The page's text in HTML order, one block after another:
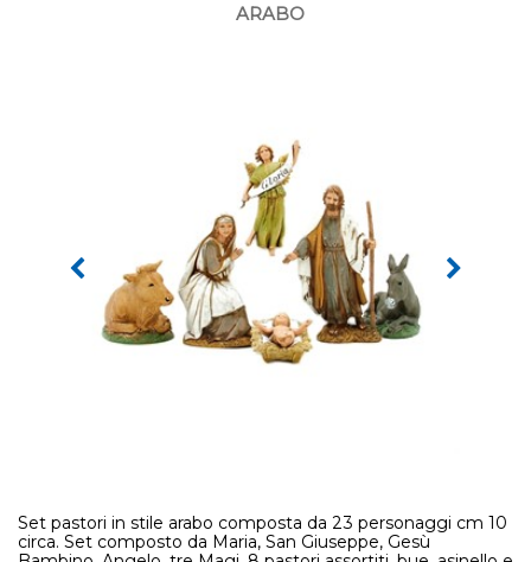
ARABO
Set pastori in stile arabo composta da 23 personaggi cm 10
circa. Set composto da Maria, San Giuseppe, Gesù